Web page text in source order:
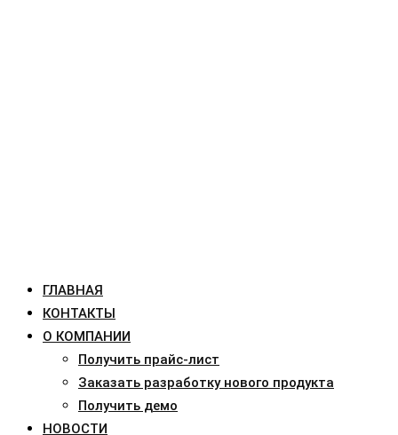
ГЛАВНАЯ
КОНТАКТЫ
О КОМПАНИИ
Получить прайс-лист
Заказать разработку нового продукта
Получить демо
НОВОСТИ